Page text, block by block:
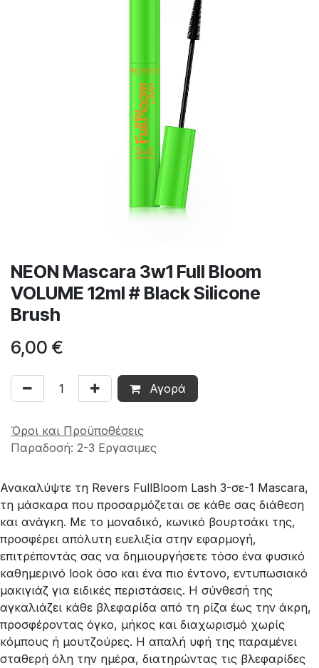
NEON Mascara 3w1 Full Bloom
VOLUME 12ml # Black Silicone
Brush
6,00 €
Αγορά
Όροι και Προϋποθέσεις
Παραδοσή: 2-3 Εργασιμες
Ανακαλύψτε τη Revers FullBloom Lash 3-σε-1 Mascara,
τη μάσκαρα που προσαρμόζεται σε κάθε σας διάθεση
και ανάγκη. Με το μοναδικό, κωνικό βουρτσάκι της,
προσφέρει απόλυτη ευελιξία στην εφαρμογή,
επιτρέποντάς σας να δημιουργήσετε τόσο ένα φυσικό
καθημερινό look όσο και ένα πιο έντονο, εντυπωσιακό
μακιγιάζ για ειδικές περιστάσεις. Η σύνθεσή της
αγκαλιάζει κάθε βλεφαρίδα από τη ρίζα έως την άκρη,
προσφέροντας όγκο, μήκος και διαχωρισμό χωρίς
κόμπους ή μουτζούρες. Η απαλή υφή της παραμένει
σταθερή όλη την ημέρα, διατηρώντας τις βλεφαρίδες